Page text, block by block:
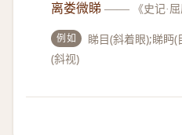
离娄微睇 —— 《史记·
例如
睇目(斜着眼);睇眄
(斜视)